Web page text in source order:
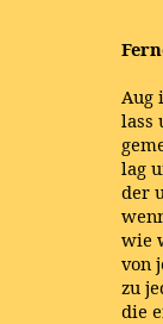
Aug
lass
lag
der
wie
von
zu
die